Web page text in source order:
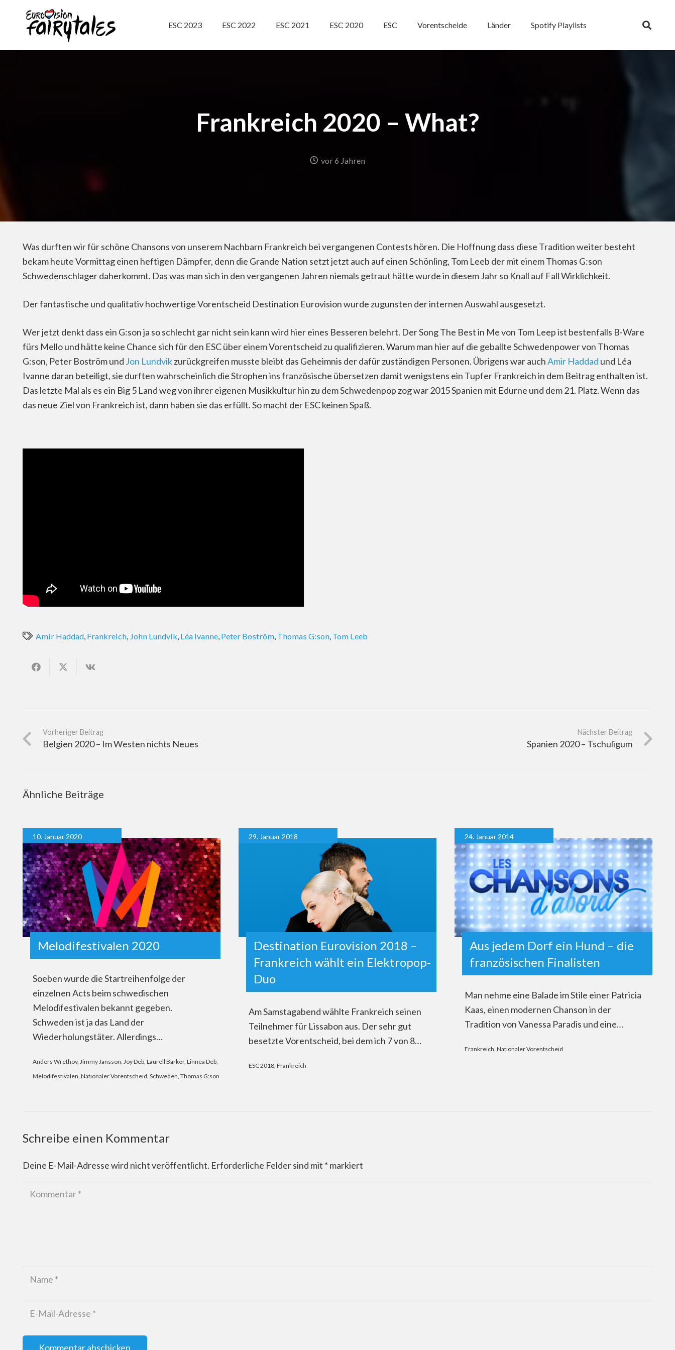
ESC 2023 ESC 2022 ESC 2021 ESC 2020 ESC Vorentscheide Länder Spotify Playlists
Frankreich 2020 – What?
vor 6 Jahren
Was durften wir für schöne Chansons von unserem Nachbarn Frankreich bei vergangenen Contests hören. Die Hoffnung dass diese Tradition weiter besteht
bekam heute Vormittag einen heftigen Dämpfer, denn die Grande Nation setzt jetzt auch auf einen Schönling, Tom Leeb der mit einem Thomas G:son
Schwedenschlager daherkommt. Das was man sich in den vergangenen Jahren niemals getraut hätte wurde in diesem Jahr so Knall auf Fall Wirklichkeit.
Der fantastische und qualitativ hochwertige Vorentscheid Destination Eurovision wurde zugunsten der internen Auswahl ausgesetzt.
Wer jetzt denkt dass ein G:son ja so schlecht gar nicht sein kann wird hier eines Besseren belehrt. Der Song The Best in Me von Tom Leep ist bestenfalls B-Ware
fürs Mello und hätte keine Chance sich für den ESC über einem Vorentscheid zu qualifizieren. Warum man hier auf die geballte Schwedenpower von Thomas
G:son, Peter Boström und Jon Lundvikzurückgreifen musste bleibt das Geheimnis der dafür zuständigen Personen. Übrigens war auchAmir Haddad und Léa
Ivanne daran beteiligt, sie durften wahrscheinlich die Strophen ins französische übersetzen damit wenigstens ein Tupfer Frankreich in dem Beitrag enthalten ist.
Das letzte Mal als es ein Big 5 Land weg von ihrer eigenen Musikkultur hin zu dem Schwedenpop zog war 2015 Spanien mit Edurne und dem 21. Platz. Wenn das
das neue Ziel von Frankreich ist, dann haben sie das erfüllt. So macht der ESC keinen Spaß.
Amir Haddad, Frankreich, John Lundvik, Léa Ivanne, Peter Boström, Thomas G:son, Tom Leeb
Vorheriger Beitrag
Belgien 2020 – Im Westen nichts Neues
Nächster Beitrag
Spanien 2020 – Tschuligum
Ähnliche Beiträge
10. Januar 2020
Melodifestivalen 2020
Soeben wurde die Startreihenfolge der
einzelnen Acts beim schwedischen
Melodifestivalen bekannt gegeben.
Schweden ist ja das Land der
Wiederholungstäter. Allerdings…
Anders Wrethov, Jimmy Jansson Joy Deb Laurell Barker, Linnea Deb
Melodifestivalen Nationaler Vorentscheid Schweden Thomas G:son
29. Januar 2018
Destination Eurovision 2018 –
Frankreich wählt ein Elektropop-
Duo
Am Samstagabend wählte Frankreich seinen
Teilnehmer für Lissabon aus. Der sehr gut
besetzte Vorentscheid, bei dem ich 7 von 8…
ESC 2018 Frankreich
24. Januar 2014
Aus jedem Dorf ein Hund – die
französischen Finalisten
Man nehme eine Balade im Stile einer Patricia
Kaas, einen modernen Chanson in der
Tradition von Vanessa Paradis und eine…
Frankreich Nationaler Vorentscheid
Schreibe einen Kommentar
Deine E-Mail-Adresse wird nicht veröffentlicht. Erforderliche Felder sind mit * markiert
Kommentar abschicken